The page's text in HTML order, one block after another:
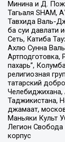
Минина и Д.
Тагьаля SHAM,
Тавхида Валь-
ба суи давлати
Сеть, Катиба
Ахлю Сунна
Артподготовка,
пахарь”,
религиозная
татарский
Таджикистана,
джамаат,
Маньяки Культ
Легион Свобода
корпус